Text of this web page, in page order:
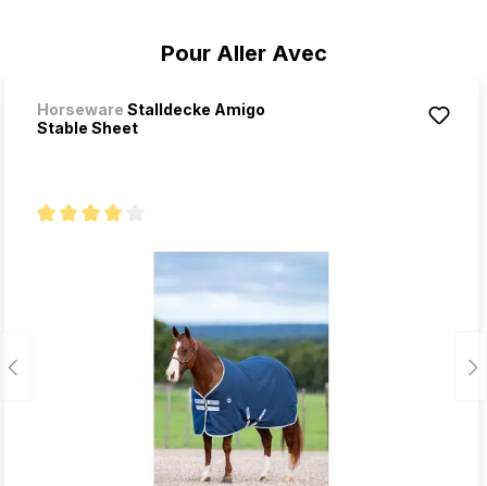
Pour Aller Avec
Horseware Stalldecke Amigo
Stable Sheet